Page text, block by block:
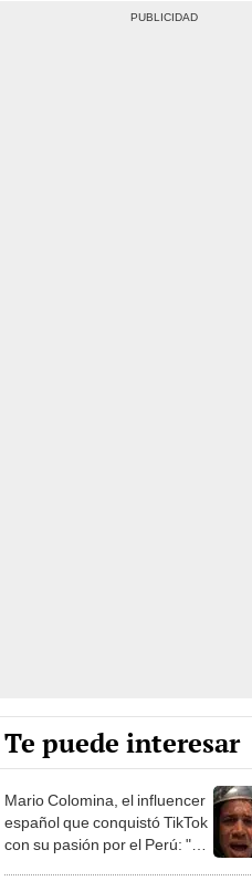
Te puede interesar
Mario Colomina, el influencer
español que conquistó TikTok
con su pasión por el Perú: "Mi